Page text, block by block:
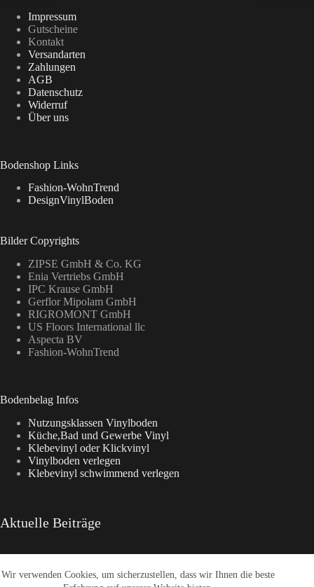
Wir verwenden Cookies, um sicherzustellen, dass wir Ihnen die beste
Impressum
Gutscheine
Kontakt
Versandarten
Zahlungen
AGB
Datenschutz
Widerruf
Über uns
Bodenshop Links
Fashion-WohnTrend
DesignVinylBoden
Bilder Copyrights
ZIPSE GmbH & Co. KG
Enia Vertriebs GmbH
IPC Krause GmbH
Gerflor Mipolam GmbH
RIGROMONT GmbH
US Floors International llc
Aspecta BV
Fashion-WohnTrend
Bodenbelag Infos
Nutzungsklassen Vinylboden
Küche,Bad und Gewerbe Vinyl
Klebevinyl oder Klickvinyl
Vinylboden verlegen
Klebevinyl schwimmend verlegen
Aktuelle Beiträge
Aspecta Vinylboden